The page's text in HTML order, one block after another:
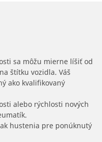
sa môžu mierne líšiť od
štítku vozidla. Váš
ako kvalifikovaný
alebo rýchlosti nových
hustenia pre ponúknutý